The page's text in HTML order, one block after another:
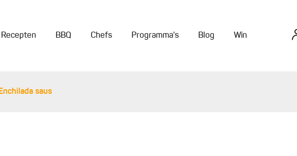
Recepten BBQ Chefs Programma's Blog Win
Enchilada saus